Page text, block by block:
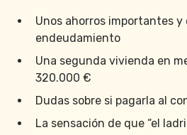
Unos ahorros importantes y
endeudamiento
Una segunda vivienda en
320.000 €
Dudas sobre si pagarla al
La sensación de que “el